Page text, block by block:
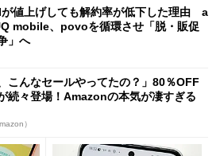
が値上げしても解約率が低下した理由 a
mobile、povoを循環させ「脱・販促
」へ
、こんなセールやってたの？」80％OFF
続々登場！Amazonの本気が凄すぎる
）